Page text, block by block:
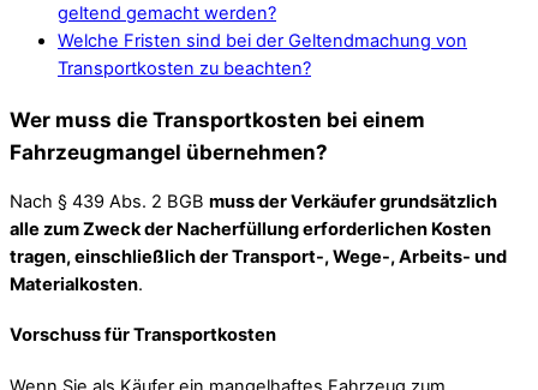
geltend gemacht werden?
Welche Fristen sind bei der Geltendmachung von
Transportkosten zu beachten?
Wer muss die Transportkosten bei einem
Fahrzeugmangel übernehmen?
Nach § 439 Abs. 2 BGB muss der Verkäufer grundsätzlich
alle zum Zweck der Nacherfüllung erforderlichen Kosten
tragen, einschließlich der Transport-, Wege-, Arbeits- und
Materialkosten.
Vorschuss für Transportkosten